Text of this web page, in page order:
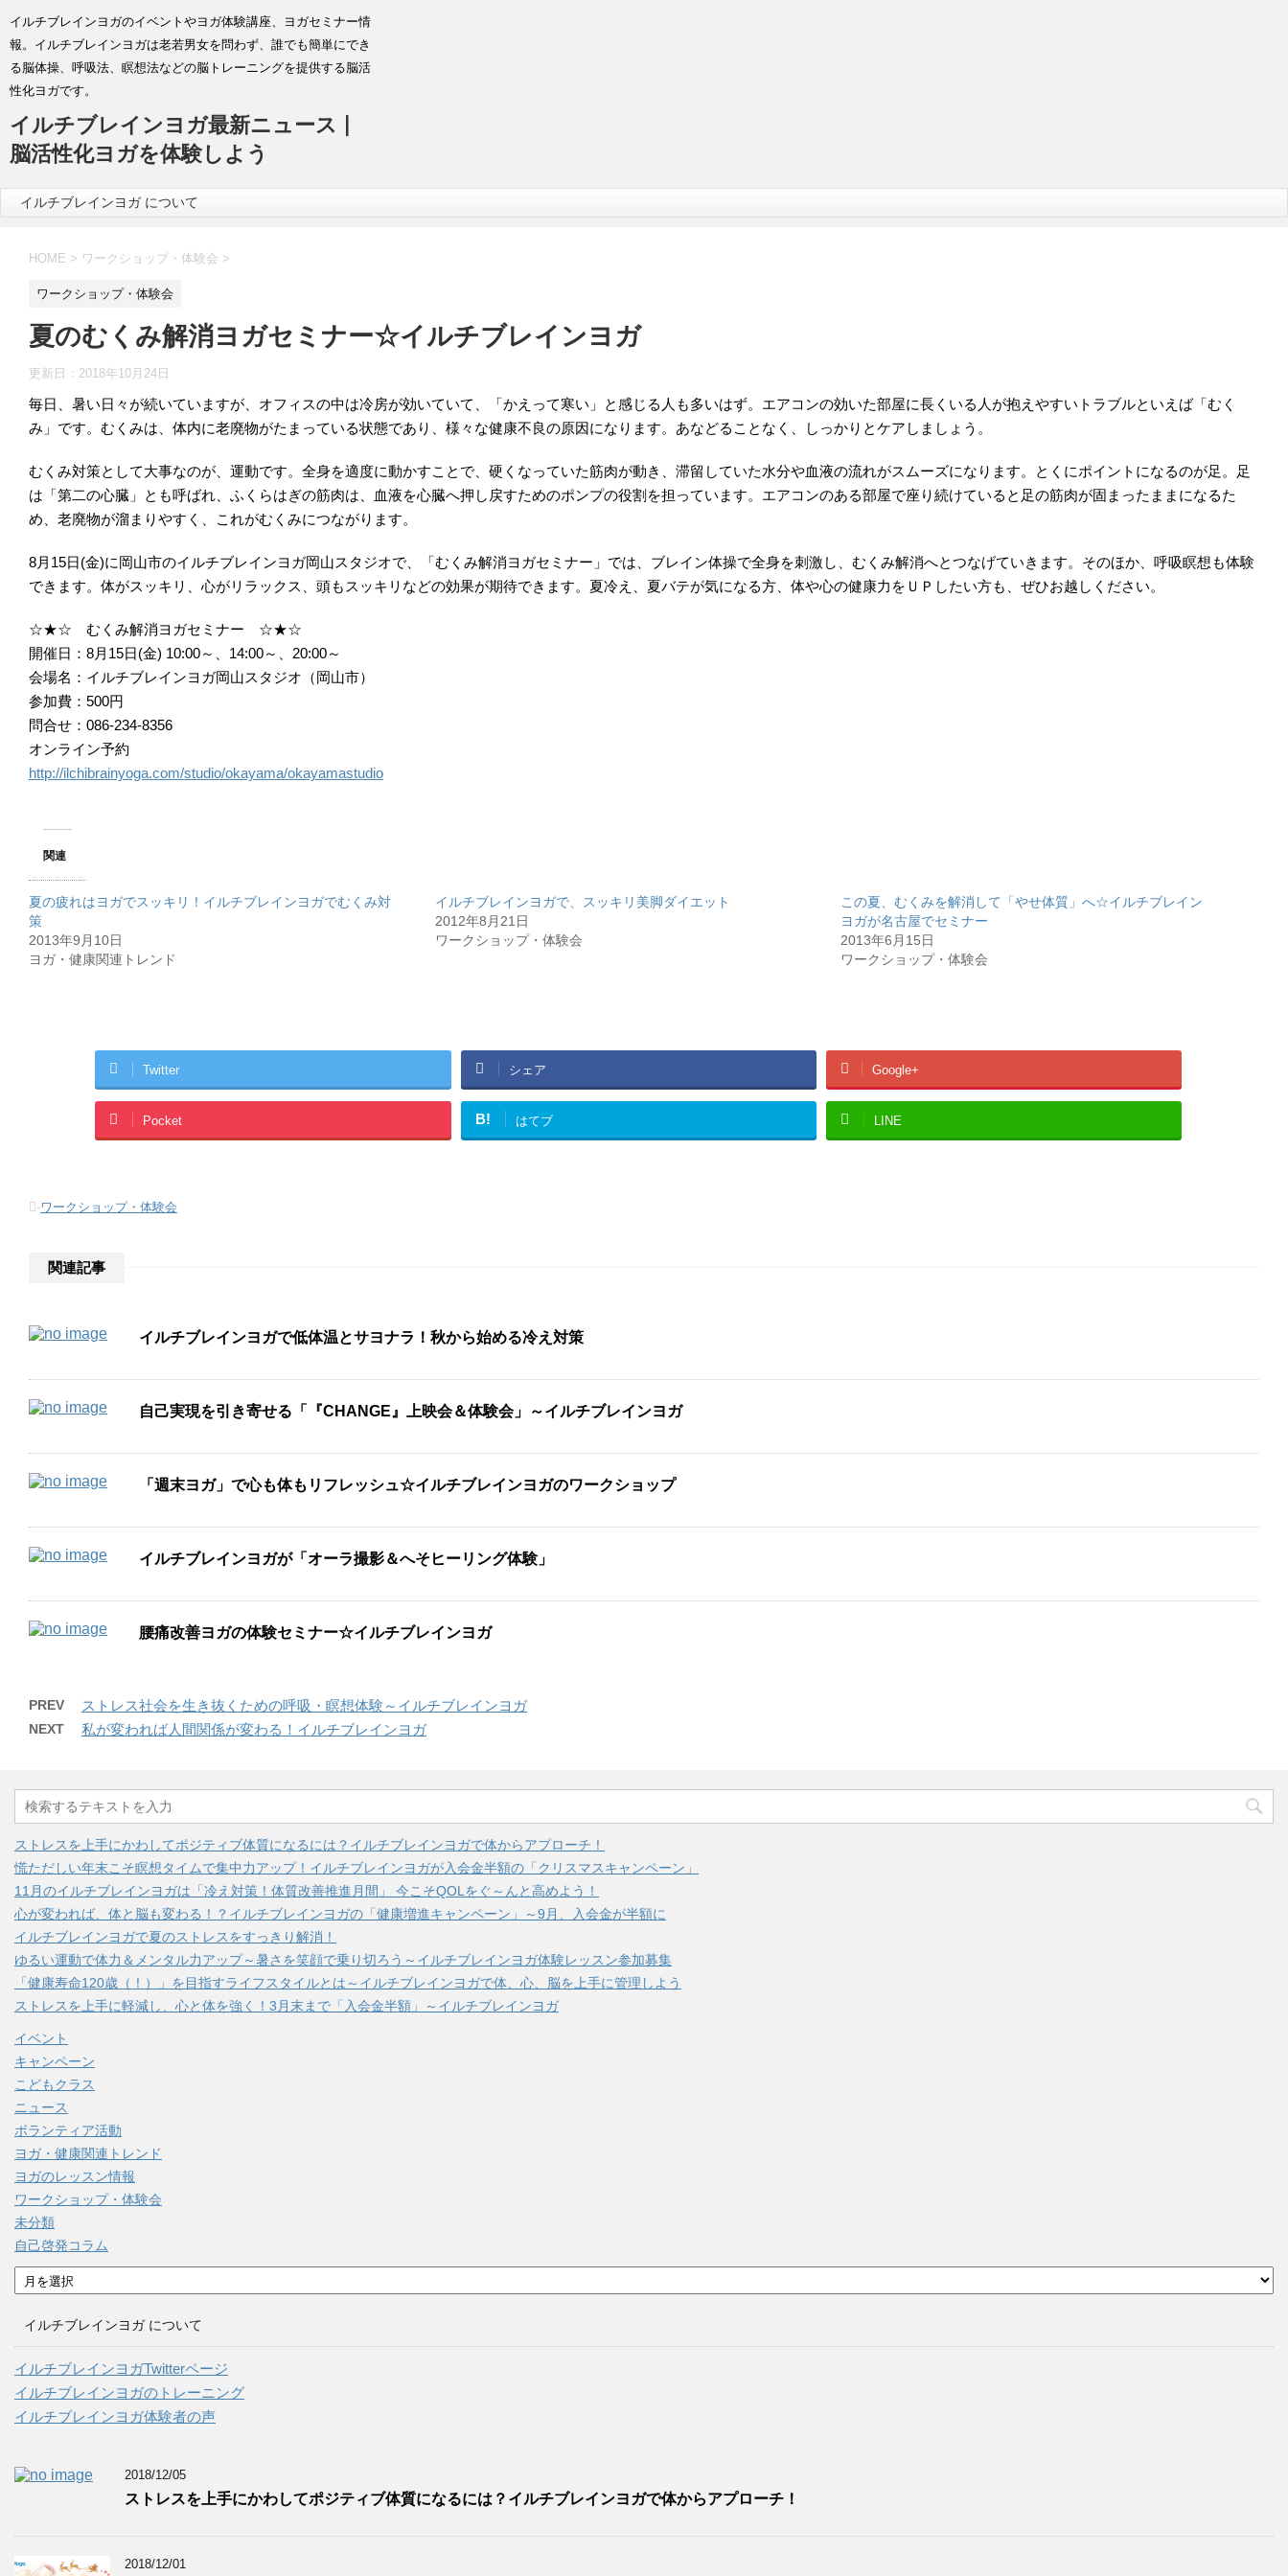
イルチブレインヨガのイベントやヨガ体験講座、ヨガセミナー情
報。イルチブレインヨガは老若男女を問わず、誰でも簡単にでき
る脳体操、呼吸法、瞑想法などの脳トレーニングを提供する脳活
性化ヨガです。
イルチブレインヨガ最新ニュース |
脳活性化ヨガを体験しよう
イルチブレインヨガ について
HOME > ワークショップ・体験会 >
ワークショップ・体験会
夏のむくみ解消ヨガセミナー☆イルチブレインヨガ
更新日： 2018年10月24日
毎日、暑い日々が続いていますが、オフィスの中は冷房が効いていて、「かえって寒い」と感じる人も多いはず。エアコンの効いた部屋に長くいる人が抱えやすいトラブルといえば「むく
み」です。むくみは、体内に老廃物がたまっている状態であり、様々な健康不良の原因になります。あなどることなく、しっかりとケアしましょう。
むくみ対策として大事なのが、運動です。全身を適度に動かすことで、硬くなっていた筋肉が動き、滞留していた水分や血液の流れがスムーズになります。とくにポイントになるのが足。足
は「第二の心臓」とも呼ばれ、ふくらはぎの筋肉は、血液を心臓へ押し戻すためのポンプの役割を担っています。エアコンのある部屋で座り続けていると足の筋肉が固まったままになるた
め、老廃物が溜まりやすく、これがむくみにつながります。
8月15日(金)に岡山市のイルチブレインヨガ岡山スタジオで、「むくみ解消ヨガセミナー」では、ブレイン体操で全身を刺激し、むくみ解消へとつなげていきます。そのほか、呼吸瞑想も体験
できます。体がスッキリ、心がリラックス、頭もスッキリなどの効果が期待できます。夏冷え、夏バテが気になる方、体や心の健康力をＵＰしたい方も、ぜひお越しください。
☆★☆ むくみ解消ヨガセミナー ☆★☆
開催日：8月15日(金) 10:00～、14:00～、20:00～
会場名：イルチブレインヨガ岡山スタジオ（岡山市）
参加費：500円
問合せ：086-234-8356
オンライン予約
http://ilchibrainyoga.com/studio/okayama/okayamastudio
関連
夏の疲れはヨガでスッキリ！イルチブレインヨガでむくみ対
策
2013年9月10日
ヨガ・健康関連トレンド
イルチブレインヨガで、スッキリ美脚ダイエット
2012年8月21日
ワークショップ・体験会
この夏、むくみを解消して「やせ体質」へ☆イルチブレイン
ヨガが名古屋でセミナー
2013年6月15日
ワークショップ・体験会
Twitter シェア Google+
Pocket B! はてブ LINE
-ワークショップ・体験会
関連記事
イルチブレインヨガで低体温とサヨナラ！秋から始める冷え対策
自己実現を引き寄せる「『CHANGE』上映会＆体験会」～イルチブレインヨガ
「週末ヨガ」で心も体もリフレッシュ☆イルチブレインヨガのワークショップ
イルチブレインヨガが「オーラ撮影＆へそヒーリング体験」
腰痛改善ヨガの体験セミナー☆イルチブレインヨガ
PREV ストレス社会を生き抜くための呼吸・瞑想体験～イルチブレインヨガ
NEXT 私が変われば人間関係が変わる！イルチブレインヨガ
ストレスを上手にかわしてポジティブ体質になるには？イルチブレインヨガで体からアプローチ！
慌ただしい年末こそ瞑想タイムで集中力アップ！イルチブレインヨガが入会金半額の「クリスマスキャンペーン」
11月のイルチブレインヨガは「冷え対策！体質改善推進月間」 今こそQOLをぐ～んと高めよう！
心が変われば、体と脳も変わる！？イルチブレインヨガの「健康増進キャンペーン」～9月、入会金が半額に
イルチブレインヨガで夏のストレスをすっきり解消！
ゆるい運動で体力＆メンタル力アップ～暑さを笑顔で乗り切ろう～イルチブレインヨガ体験レッスン参加募集
「健康寿命120歳（！）」を目指すライフスタイルとは～イルチブレインヨガで体、心、脳を上手に管理しよう
ストレスを上手に軽減し、心と体を強く！3月末まで「入会金半額」～イルチブレインヨガ
イベント
キャンペーン
こどもクラス
ニュース
ボランティア活動
ヨガ・健康関連トレンド
ヨガのレッスン情報
ワークショップ・体験会
未分類
自己啓発コラム
ア
ー
イルチブレインヨガ について
イルチブレインヨガTwitterページ
イルチブレインヨガのトレーニング
イルチブレインヨガ体験者の声
2018/12/05
ストレスを上手にかわしてポジティブ体質になるには？イルチブレインヨガで体からアプローチ！
2018/12/01